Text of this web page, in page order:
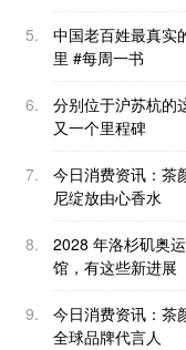
5.
中国老百姓最真实
里 #每周一书
6.
分别位于沪苏杭的
又一个里程碑
7.
今日消费资讯：茶
尼绽放由心香水
8.
2028 年洛杉矶奥
馆，有这些新进展
9.
今日消费资讯：茶
全球品牌代言人